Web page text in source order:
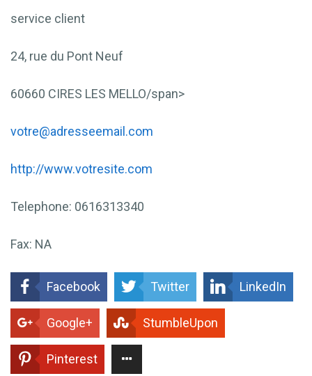
service client
24, rue du Pont Neuf
60660 CIRES LES MELLO/span>
votre@adresseemail.com
http://www.votresite.com
Telephone: 0616313340
Fax: NA
Facebook Twitter LinkedIn
Google+ StumbleUpon
Pinterest